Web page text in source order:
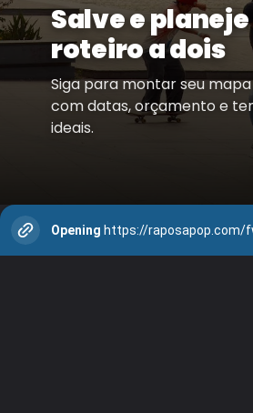
Salve e
roteiro a dois
Siga para montar seu
com datas, orçamento e
ideais.
Opening https://raposapop.com/